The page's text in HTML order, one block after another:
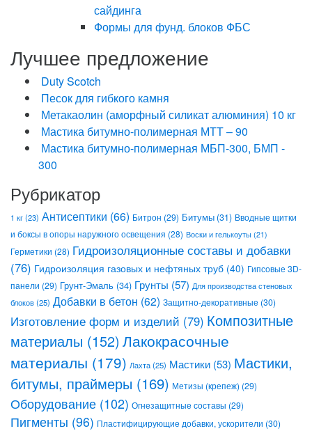
сайдинга
Формы для фунд. блоков ФБС
Лучшее предложение
Duty Scotch
Песок для гибкого камня
Метакаолин (аморфный силикат алюминия) 10 кг
Мастика битумно-полимерная МТТ – 90
Мастика битумно-полимерная МБП-300, БМП -
300
Рубрикатор
1 кг(23) Антисептики (66) Битрон (29) Битумы (31) Вводные щитки
и боксы в опоры наружного освещения (28) Воски и гелькоуты (21)
Герметики (28) Гидроизоляционные составы и добавки
(76) Гидроизоляция газовых и нефтяных труб (40) Гипсовые 3D-
панели (29) Грунт-Эмаль (34) Грунты (57) Для производства стеновых
блоков(25) Добавки в бетон (62) Защитно-декоративные (30)
Изготовление форм и изделий (79) Композитные
материалы (152) Лакокрасочные
материалы (179) Лахта(25) Мастики (53) Мастики,
битумы, праймеры (169) Метизы (крепеж) (29)
Оборудование (102) Огнезащитные составы (29)
Пигменты (96) Пластифицирующие добавки, ускорители (30)